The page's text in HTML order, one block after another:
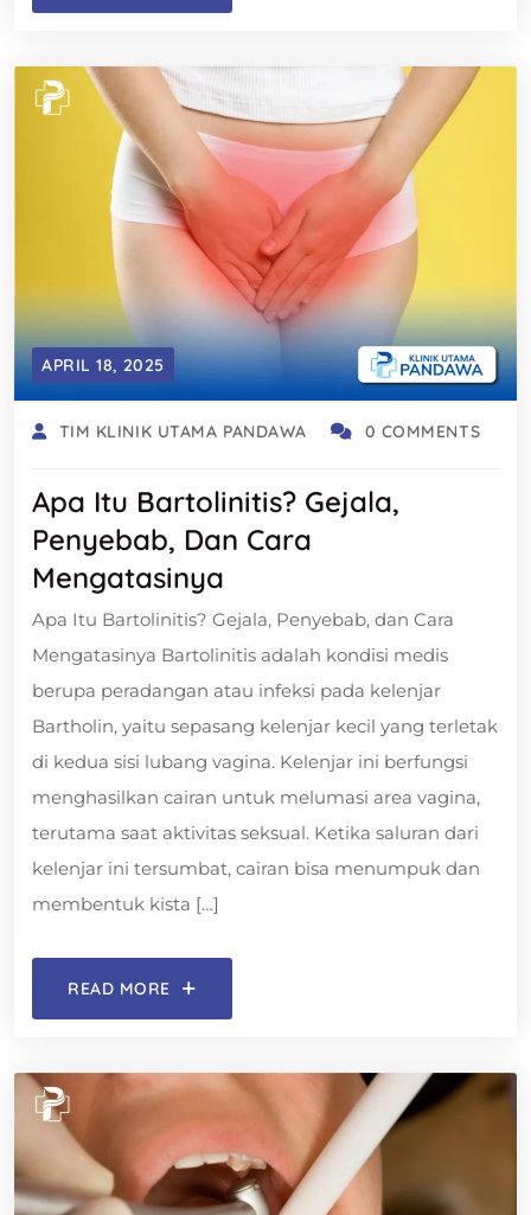
APRIL 18, 2025
TIM KLINIK UTAMA PANDAWA 0 COMMENTS
Apa Itu Bartolinitis? Gejala,
Penyebab, Dan Cara
Mengatasinya
Apa Itu Bartolinitis? Gejala, Penyebab, dan Cara
Mengatasinya Bartolinitis adalah kondisi medis
berupa peradangan atau infeksi pada kelenjar
Bartholin, yaitu sepasang kelenjar kecil yang terletak
di kedua sisi lubang vagina. Kelenjar ini berfungsi
menghasilkan cairan untuk melumasi area vagina,
terutama saat aktivitas seksual. Ketika saluran dari
kelenjar ini tersumbat, cairan bisa menumpuk dan
membentuk kista […]
READ MORE